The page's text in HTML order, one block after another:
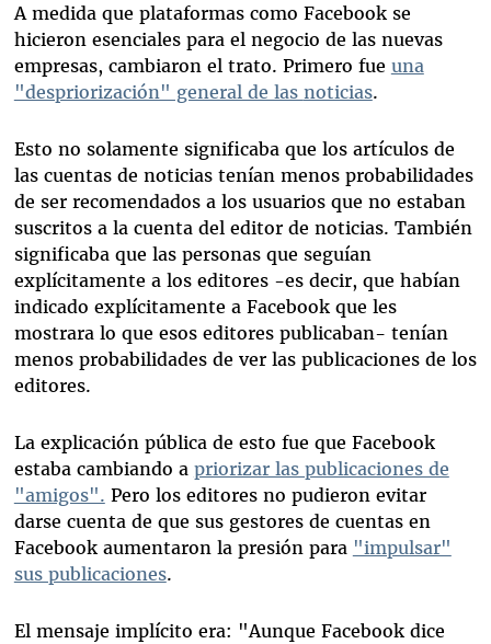
A medida que plataformas como Facebook se
hicieron esenciales para el negocio de las nuevas
empresas, cambiaron el trato. Primero fue una
"despriorización" general de las noticias.
Esto no solamente significaba que los artículos de
las cuentas de noticias tenían menos probabilidades
de ser recomendados a los usuarios que no estaban
suscritos a la cuenta del editor de noticias. También
significaba que las personas que seguían
explícitamente a los editores -es decir, que habían
indicado explícitamente a Facebook que les
mostrara lo que esos editores publicaban- tenían
menos probabilidades de ver las publicaciones de los
editores.
La explicación pública de esto fue que Facebook
estaba cambiando a priorizar las publicaciones de
"amigos". Pero los editores no pudieron evitar
darse cuenta de que sus gestores de cuentas en
Facebook aumentaron la presión para "impulsar"
sus publicaciones.
El mensaje implícito era: "Aunque Facebook dice